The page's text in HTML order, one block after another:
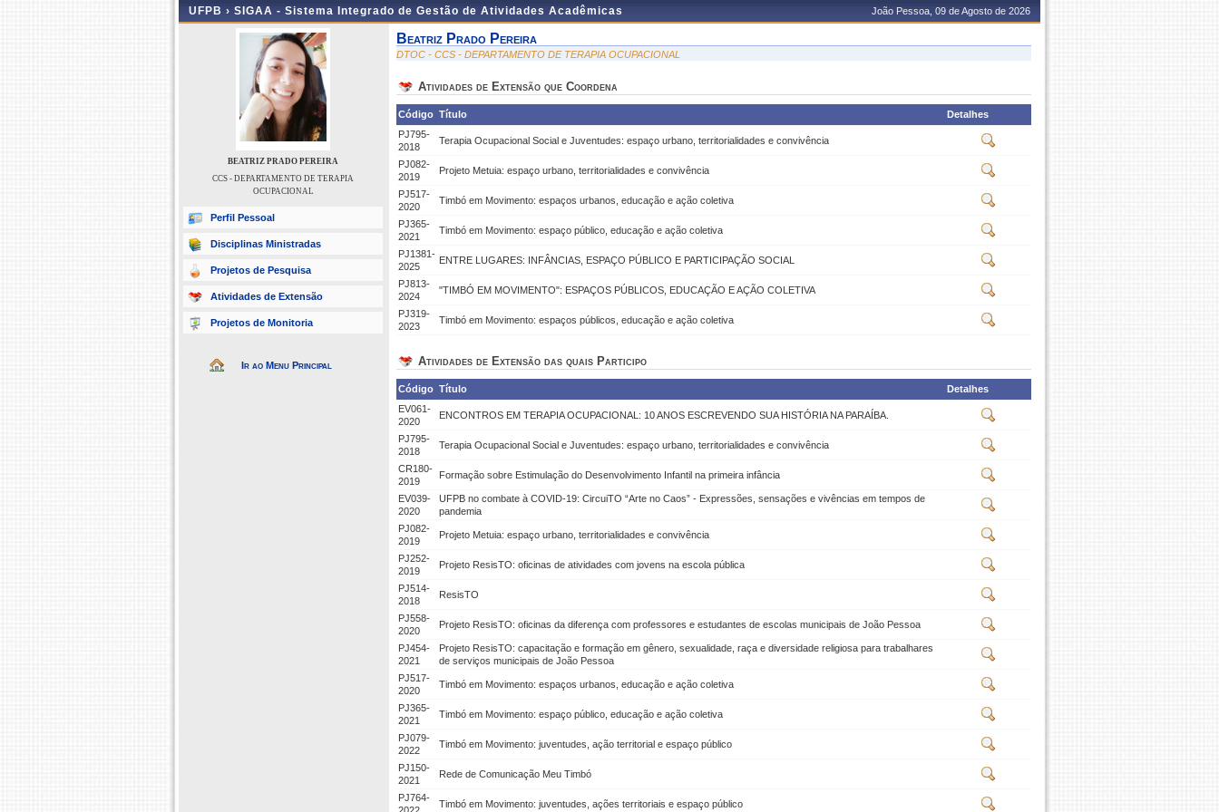
UFPB › SIGAA - Sistema Integrado de Gestão de Atividades Acadêmicas João Pessoa, 09 de Agosto de 2026
BEATRIZ PRADO PEREIRA
CCS - DEPARTAMENTO DE TERAPIA
OCUPACIONAL
Perfil Pessoal
Disciplinas Ministradas
Projetos de Pesquisa
Atividades de Extensão
Projetos de Monitoria
Ir ao Menu Principal
Beatriz Prado Pereira
DTOC - CCS - DEPARTAMENTO DE TERAPIA OCUPACIONAL
Atividades de Extensão que Coordena
Código Título
Detalhes
PJ795-
2018
Terapia Ocupacional Social e Juventudes: espaço urbano, territorialidades e convivência
PJ082-
2019
Projeto Metuia: espaço urbano, territorialidades e convivência
PJ517-
2020
Timbó em Movimento: espaços urbanos, educação e ação coletiva
PJ365-
2021
Timbó em Movimento: espaço público, educação e ação coletiva
PJ1381-
2025
ENTRE LUGARES: INFÂNCIAS, ESPAÇO PÚBLICO E PARTICIPAÇÃO SOCIAL
PJ813-
2024
"TIMBÓ EM MOVIMENTO": ESPAÇOS PÚBLICOS, EDUCAÇÃO E AÇÃO COLETIVA
PJ319-
2023
Timbó em Movimento: espaços públicos, educação e ação coletiva
Atividades de Extensão das quais Participo
Código Título
Detalhes
EV061-
2020
ENCONTROS EM TERAPIA OCUPACIONAL: 10 ANOS ESCREVENDO SUA HISTÓRIA NA PARAÍBA.
PJ795-
2018
Terapia Ocupacional Social e Juventudes: espaço urbano, territorialidades e convivência
CR180-
2019
Formação sobre Estimulação do Desenvolvimento Infantil na primeira infância
EV039-
2020
UFPB no combate à COVID-19: CircuiTO “Arte no Caos” - Expressões, sensações e vivências em tempos de
pandemia
PJ082-
2019
Projeto Metuia: espaço urbano, territorialidades e convivência
PJ252-
2019
Projeto ResisTO: oficinas de atividades com jovens na escola pública
PJ514-
2018
ResisTO
PJ558-
2020
Projeto ResisTO: oficinas da diferença com professores e estudantes de escolas municipais de João Pessoa
PJ454-
2021
Projeto ResisTO: capacitação e formação em gênero, sexualidade, raça e diversidade religiosa para trabalhares
de serviços municipais de João Pessoa
PJ517-
2020
Timbó em Movimento: espaços urbanos, educação e ação coletiva
PJ365-
2021
Timbó em Movimento: espaço público, educação e ação coletiva
PJ079-
2022
Timbó em Movimento: juventudes, ação territorial e espaço público
PJ150-
2021
Rede de Comunicação Meu Timbó
PJ764-
Timbó em Movimento: juventudes, ações territoriais e espaço público